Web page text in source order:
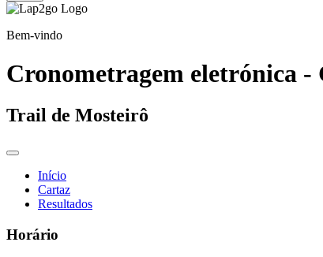
Bem-vindo
Cronometragem eletrónica -
Trail de Mosteirô
Início
Cartaz
Resultados
Horário